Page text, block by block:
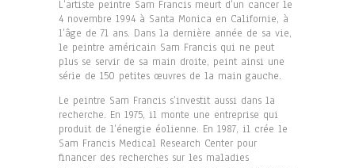
L’artiste peintre Sam Francis meurt d’un cancer le
4 novembre 1994 à Santa Monica en Californie, à
l’âge de 71 ans. Dans la dernière année de sa vie,
le peintre américain Sam Francis qui ne peut
plus se servir de sa main droite, peint ainsi une
série de 150 petites œuvres de la main gauche.
Le peintre Sam Francis s’investit aussi dans la
recherche. En 1975, il monte une entreprise qui
produit de l’énergie éolienne. En 1987, il crée le
Sam Francis Medical Research Center pour
financer des recherches sur les maladies